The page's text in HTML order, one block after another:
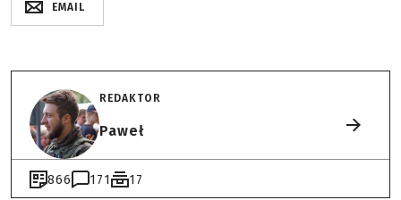
EMAIL
REDAKTOR
Paweł
866 171 17